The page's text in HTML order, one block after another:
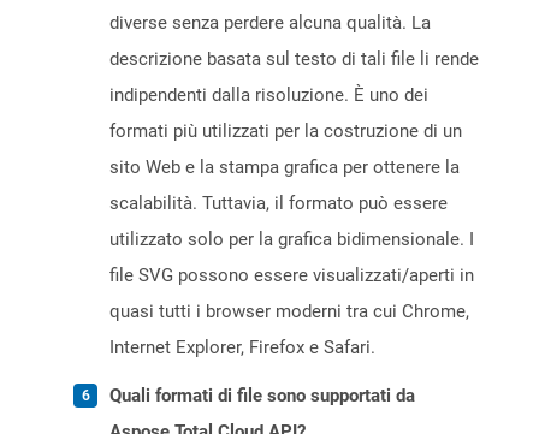
diverse senza perdere alcuna qualità. La
descrizione basata sul testo di tali file li rende
indipendenti dalla risoluzione. È uno dei
formati più utilizzati per la costruzione di un
sito Web e la stampa grafica per ottenere la
scalabilità. Tuttavia, il formato può essere
utilizzato solo per la grafica bidimensionale. I
file SVG possono essere visualizzati/aperti in
quasi tutti i browser moderni tra cui Chrome,
Internet Explorer, Firefox e Safari.
Quali formati di file sono supportati da